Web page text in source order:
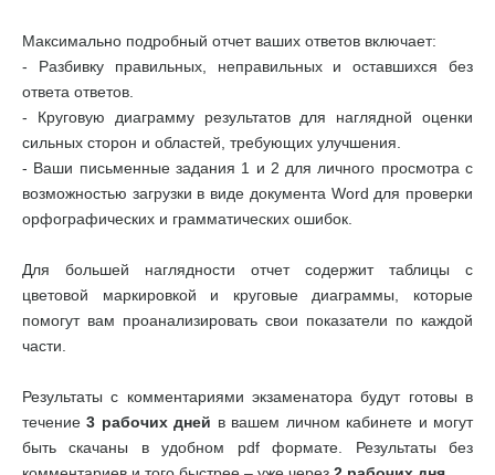
Максимально подробный отчет ваших ответов включает:
- Разбивку правильных, неправильных и оставшихся без
ответа ответов.
- Круговую диаграмму результатов для наглядной оценки
сильных сторон и областей, требующих улучшения.
- Ваши письменные задания 1 и 2 для личного просмотра с
возможностью загрузки в виде документа Word для проверки
орфографических и грамматических ошибок.
Для большей наглядности отчет содержит таблицы с
цветовой маркировкой и круговые диаграммы, которые
помогут вам проанализировать свои показатели по каждой
части.
Результаты с комментариями экзаменатора будут готовы в
течение3 рабочих дней в вашем личном кабинете и могут
быть скачаны в удобном pdf формате. Результаты без